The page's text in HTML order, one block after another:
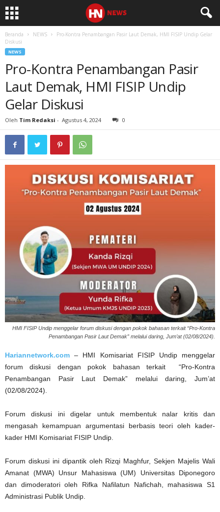
Beranda NEWS
Pro-Kontra Penambangan Pasir Laut Demak, HMI FISIP Undip Gelar
Diskusi
NEWS
Pro-Kontra Penambangan Pasir
Laut Demak, HMI FISIP Undip
Gelar Diskusi
Oleh Tim Redaksi - Agustus 4, 2024 0
HMI FISIP Undip menggelar forum diskusi dengan pokok bahasan terkait “Pro-Kontra
Penambangan Pasir Laut Demak” melalui daring, Jum’at (02/08/2024).
Hariannetwork.com – HMI Komisariat FISIP Undip menggelar
forum diskusi dengan pokok bahasan terkait “Pro-Kontra
Penambangan Pasir Laut Demak” melalui daring, Jum’at
(02/08/2024).
Forum diskusi ini digelar untuk membentuk nalar kritis dan
mengasah kemampuan argumentasi berbasis teori oleh kader-
kader HMI Komisariat FISIP Undip.
Forum diskusi ini dipantik oleh Rizqi Maghfur, Sekjen Majelis Wali
Amanat (MWA) Unsur Mahasiswa (UM) Universitas Diponegoro
dan dimoderatori oleh Rifka Nafilatun Nafichah, mahasiswa S1
Administrasi Publik Undip.